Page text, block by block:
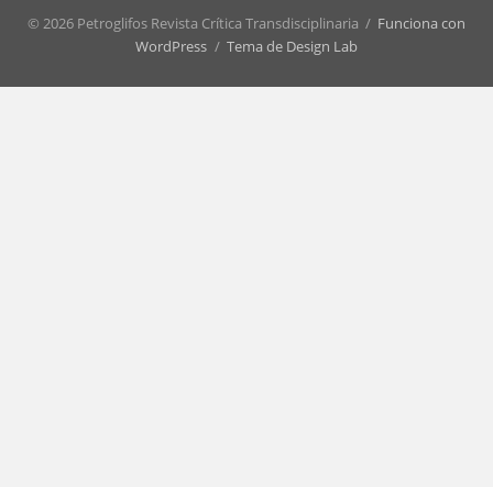
© 2026 Petroglifos Revista Crítica Transdisciplinaria / Funciona con
WordPress / Tema de Design Lab